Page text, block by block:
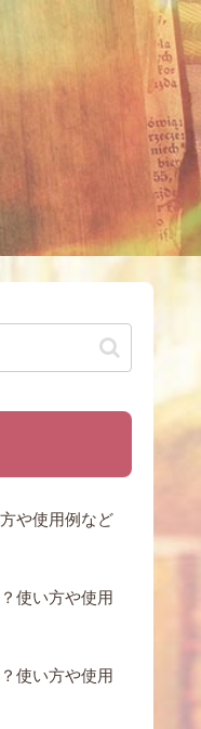
や使用例など
使い方や使用
使い方や使用